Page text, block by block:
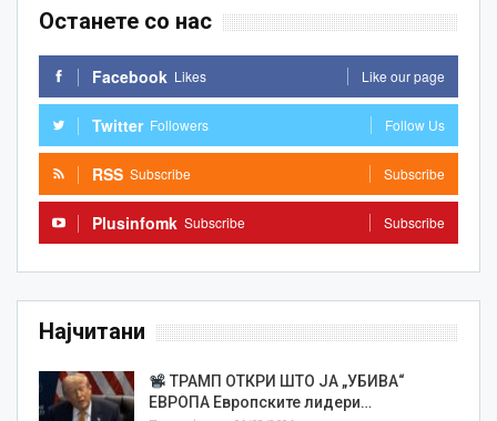
Останете со нас
Facebook Likes Like our page
Twitter Followers Follow Us
RSS Subscribe Subscribe
Plusinfomk Subscribe Subscribe
Најчитани
ТРАМП ОТКРИ ШТО ЈА „УБИВА“
ЕВРОПА Европските лидери…